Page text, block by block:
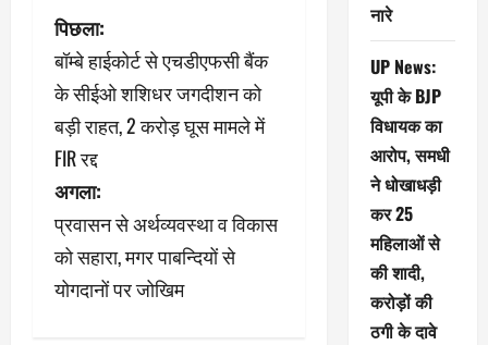
पो
स्ट
ने
वि
गे
श
न
पिछला:
बॉम्बे हाईकोर्ट से एचडीएफसी बैंक
के सीईओ शशिधर जगदीशन को
बड़ी राहत, 2 करोड़ घूस मामले में
FIR रद्द
अगला:
प्रवासन से अर्थव्यवस्था व विकास
को सहारा, मगर पाबन्दियों से
योगदानों पर जोखिम
नारे
UP News:
यूपी के BJP
विधायक का
आरोप, समधी
ने धोखाधड़ी
कर 25
महिलाओं से
की शादी,
करोड़ों की
ठगी के दावे